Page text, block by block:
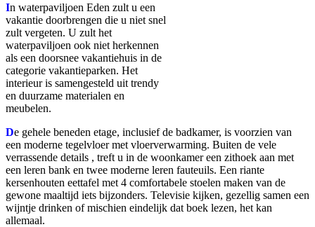
In waterpaviljoen Eden zult u een
vakantie doorbrengen die u niet snel
zult vergeten. U zult het
waterpaviljoen ook niet herkennen
als een doorsnee vakantiehuis in de
categorie vakantieparken. Het
interieur is samengesteld uit trendy
en duurzame materialen en
meubelen.
De gehele beneden etage, inclusief de badkamer, is voorzien van
een moderne tegelvloer met vloerverwarming. Buiten de vele
verrassende details , treft u in de woonkamer een zithoek aan met
een leren bank en twee moderne leren fauteuils. Een riante
kersenhouten eettafel met 4 comfortabele stoelen maken van de
gewone maaltijd iets bijzonders. Televisie kijken, gezellig samen een
wijntje drinken of mischien eindelijk dat boek lezen, het kan
allemaal.